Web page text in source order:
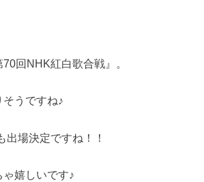
回NHK紅白歌合戦』。
うですね♪
出場決定ですね！！
嬉しいです♪